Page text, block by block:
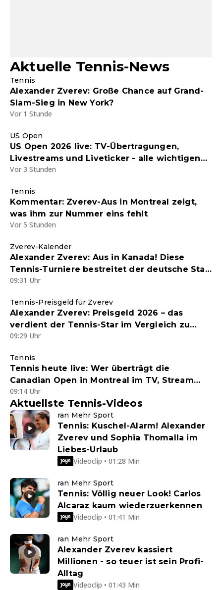
Aktuelle Tennis-News
Tennis
Alexander Zverev: Große Chance auf Grand-
Slam-Sieg in New York?
Vor 1 Stunde
US Open
US Open 2026 live: TV-Übertragungen,
Livestreams und Liveticker - alle wichtigen
Infos zum Tennis Grand Slam
Vor 3 Stunden
Tennis
Kommentar: Zverev-Aus in Montreal zeigt,
was ihm zur Nummer eins fehlt
Vor 5 Stunden
Zverev-Kalender
Alexander Zverev: Aus in Kanada! Diese
Tennis-Turniere bestreitet der deutsche Star
noch im Jahr 2026
09:31 Uhr
Tennis-Preisgeld für Zverev
Alexander Zverev: Preisgeld 2026 – das
verdient der Tennis-Star im Vergleich zu
Legende Boris Becker
09:29 Uhr
Tennis
Tennis heute live: Wer überträgt die
Canadian Open in Montreal im TV, Stream
und Liveticker?
09:14 Uhr
Aktuellste Tennis-Videos
ran Mehr Sport
Tennis: Kuschel-Alarm! Alexander
Zverev und Sophia Thomalla im
Liebes-Urlaub
Videoclip • 01:28 Min
ran Mehr Sport
Tennis: Völlig neuer Look! Carlos
Alcaraz kaum wiederzuerkennen
Videoclip • 01:41 Min
ran Mehr Sport
Alexander Zverev kassiert
Millionen - so teuer ist sein Profi-
Alltag
Videoclip • 01:43 Min